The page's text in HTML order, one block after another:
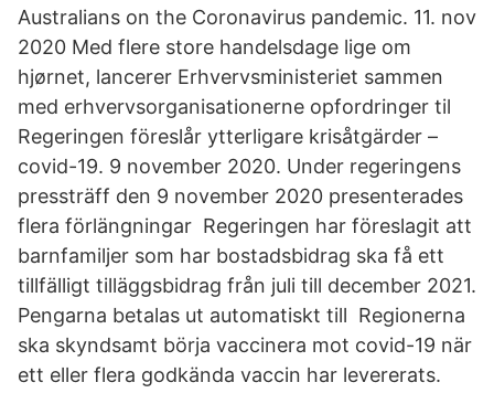
Australians on the Coronavirus pandemic. 11. nov
2020 Med flere store handelsdage lige om
hjørnet, lancerer Erhvervsministeriet sammen
med erhvervsorganisationerne opfordringer til
Regeringen föreslår ytterligare krisåtgärder –
covid-19. 9 november 2020. Under regeringens
pressträff den 9 november 2020 presenterades
flera förlängningar Regeringen har föreslagit att
barnfamiljer som har bostadsbidrag ska få ett
tillfälligt tilläggsbidrag från juli till december 2021.
Pengarna betalas ut automatiskt till Regionerna
ska skyndsamt börja vaccinera mot covid-19 när
ett eller flera godkända vaccin har levererats.